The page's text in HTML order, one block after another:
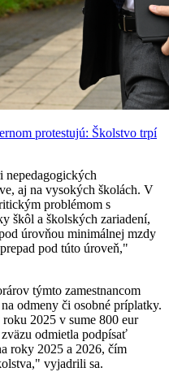
protestujú: Školstvo trpí
nepedagogických
aj na vysokých školách. V
problémom s
škôl a školských zariadení,
úrovňou minimálnej mzdy
pod túto úroveň,"
týmto zamestnancom
odmeny či osobné príplatky.
2025 v sume 800 eur
odmietla podpísať
roky 2025 a 2026, čím
vyjadrili sa.